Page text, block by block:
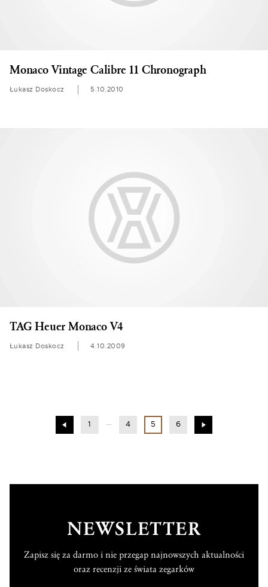
Monaco Vintage Calibre 11 Chronograph
Łukasz Doskocz 5.10.2010
TAG Heuer Monaco V4
Łukasz Doskocz 4.10.2009
1 4 5 6
NEWSLETTER
Zapisz się za darmo i nie przegap najnowszych aktualności
oraz recenzji ze świata zegarków